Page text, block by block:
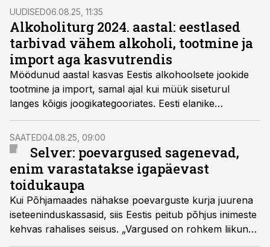
vähendamise koja juhatuse liige Lauri Beekmann.
UUDISED06.08.25, 11:35
Alkoholiturg 2024. aastal: eestlased
tarbivad vähem alkoholi, tootmine ja
import aga kasvutrendis
Möödunud aastal kasvas Eestis alkohoolsete jookide
tootmine ja import, samal ajal kui müük siseturul
langes kõigis joogikategooriates. Eesti elanike
alkoholitarbimine on teist aastat väikses languses,
selgus Konjunktuuriinstituudi analüüsist.
SAATED04.08.25, 09:00
Selver: poevargused sagenevad,
enim varastatakse igapäevast
toidukaupa
Kui Põhjamaades nähakse poevarguste kurja juurena
iseteeninduskassasid, siis Eestis peitub põhjus inimeste
kehvas rahalises seisus. „Vargused on rohkem liikunud
igapäevastesse toidukaupadesse,“ ütles Selveri